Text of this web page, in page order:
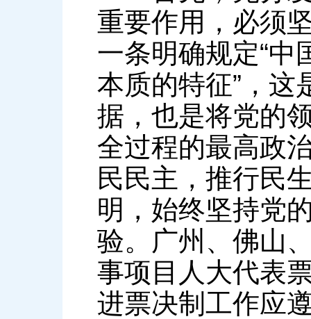
重要作用，必须
一条明确规定“中
本质的特征”，这
据，也是将党的
全过程的最高政
民民主，推行民
明，始终坚持党
验。广州、佛山
事项目人大代表
进票决制工作应